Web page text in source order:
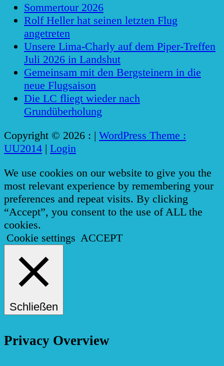
Sommertour 2026
Rolf Heller hat seinen letzten Flug
angetreten
Unsere Lima-Charly auf dem Piper-Treffen
Juli 2026 in Landshut
Gemeinsam mit den Bergsteinern in die
neue Flugsaison
Die LC fliegt wieder nach
Grundüberholung
Copyright © 2026 : | WordPress Theme :
UU2014 | Login
We use cookies on our website to give you the
most relevant experience by remembering your
preferences and repeat visits. By clicking
“Accept”, you consent to the use of ALL the
cookies.
Cookie settings ACCEPT
Schließen
Privacy Overview